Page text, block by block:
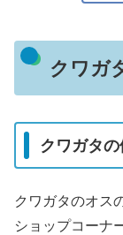
クワガ
クワガタ
クワガタのオス
ショップコーナ